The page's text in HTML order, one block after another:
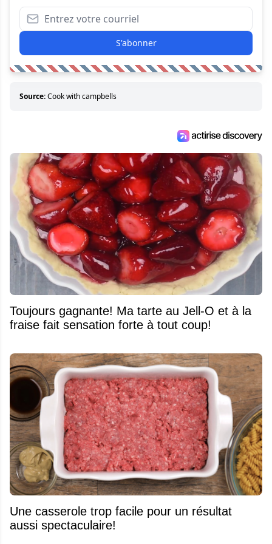
S'abonner
Source:Cook with campbells
Toujours gagnante! Ma tarte au Jell-O et à la
fraise fait sensation forte à tout coup!
Une casserole trop facile pour un résultat
aussi spectaculaire!